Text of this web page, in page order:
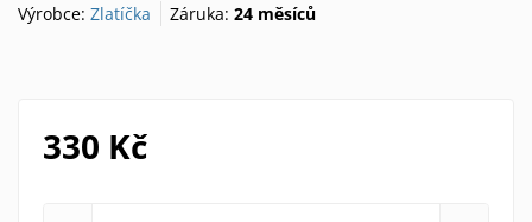
Výrobce: Zlatíčka Záruka:24 měsíců
330 Kč